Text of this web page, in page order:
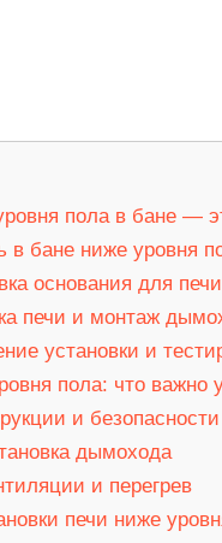
пола в бане —
в бане ниже уровня
основания для печи
печи и монтаж
установки и
пола: что важно
и безопасности
дымохода
и перегрев
печи ниже